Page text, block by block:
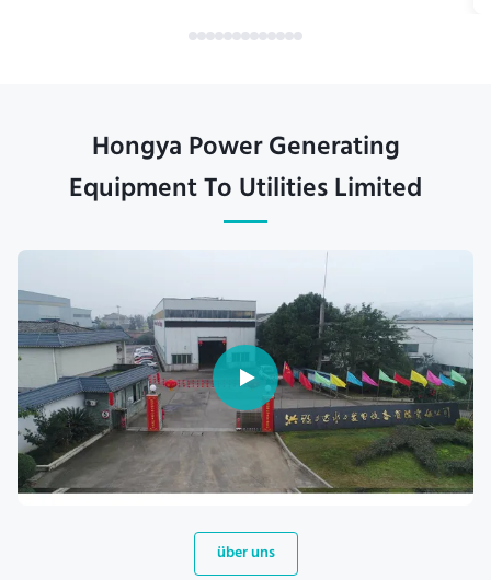
Hongya Power Generating
Equipment To Utilities Limited
über uns